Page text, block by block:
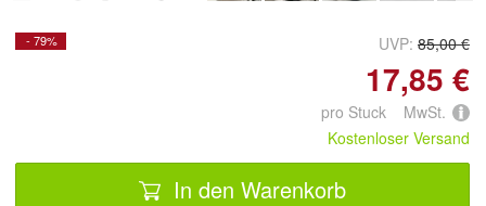
- 79% UVP: 85,00 €
17,85 €
pro Stuck MwSt.
Kostenloser Versand
In den Warenkorb